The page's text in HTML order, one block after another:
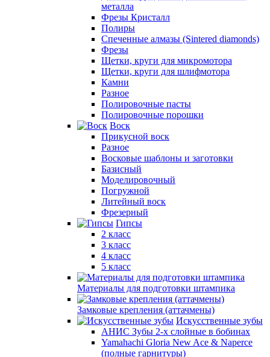
металла
Фрезы Кристалл
Полиры
Спеченные алмазы (Sintered diamonds)
Фрезы
Щетки, круги для микромотора
Щетки, круги для шлифмотора
Камни
Разное
Полировочные пасты
Полировочные порошки
Воск
Прикусной воск
Разное
Восковые шаблоны и заготовки
Базисный
Моделировочный
Погружной
Литейный воск
Фрезерный
Гипсы
2 класс
3 класс
4 класс
5 класс
Материалы для подготовки штампика
Замковые крепления (аттачмены)
Искусственные зубы
АНИС Зубы 2-х слойные в бобинах
Yamahachi Gloria New Ace & Naperce
(полные гарнитуры)